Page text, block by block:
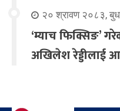
२० श्रावण २०८३,
‘म्याच फिक्सिङ’
अखिलेश रेड्डीलाई